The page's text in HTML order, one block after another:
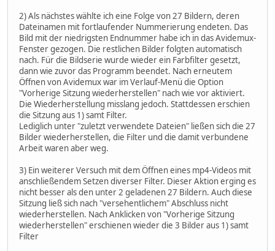
2) Als nächstes wählte ich eine Folge von 27 Bildern, deren
Dateinamen mit fortlaufender Nummerierung endeten. Das
Bild mit der niedrigsten Endnummer habe ich in das Avidemux-
Fenster gezogen. Die restlichen Bilder folgten automatisch
nach. Für die Bildserie wurde wieder ein Farbfilter gesetzt,
dann wie zuvor das Programm beendet. Nach erneutem
Öffnen von Avidemux war im Verlauf-Menü die Option
"Vorherige Sitzung wiederherstellen" nach wie vor aktiviert.
Die Wiederherstellung misslang jedoch. Stattdessen erschien
die Sitzung aus 1) samt Filter.
Lediglich unter "zuletzt verwendete Dateien" ließen sich die 27
Bilder wiederherstellen, die Filter und die damit verbundene
Arbeit waren aber weg.
3) Ein weiterer Versuch mit dem Öffnen eines mp4-Videos mit
anschließendem Setzen diverser Filter. Dieser Aktion erging es
nicht besser als den unter 2 geladenen 27 Bildern. Auch diese
Sitzung ließ sich nach "versehentlichem" Abschluss nicht
wiederherstellen. Nach Anklicken von "Vorherige Sitzung
wiederherstellen" erschienen wieder die 3 Bilder aus 1) samt
Filter